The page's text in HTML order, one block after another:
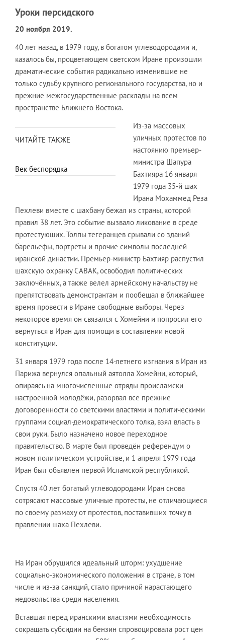
Уроки персидского
20 ноября 2019.
40 лет назад, в 1979 году, в богатом углеводородами и,
казалось бы, процветающем светском Иране произошли
драматические события радикально изменившие не
только судьбу крупного регионального государства, но и
прежние межгосударственные расклады на всем
пространстве Ближнего Востока.
ЧИТАЙТЕ ТАКЖЕ
Век беспорядка
Из-за массовых
уличных протестов по
настоянию премьер-
министра Шапура
Бахтияра 16 января
1979 года 35-й шах
Ирана Мохаммед Реза
Пехлеви вместе с шахбану бежал из страны, которой
правил 38 лет. Это событие вызвало ликование в среде
протестующих. Толпы тегеранцев срывали со зданий
барельефы, портреты и прочие символы последней
иранской династии. Премьер-министр Бахтияр распустил
шахскую охранку САВАК, освободил политических
заключённых, а также велел армейскому начальству не
препятствовать демонстрантам и пообещал в ближайшее
время провести в Иране свободные выборы. Через
некоторое время он связался с Хомейни и попросил его
вернуться в Иран для помощи в составлении новой
конституции.
31 января 1979 года после 14-летнего изгнания в Иран из
Парижа вернулся опальный аятолла Хомейни, который,
опираясь на многочисленные отряды происламски
настроенной молодёжи, разорвал все прежние
договоренности со светскими властями и политическими
группами социал-демократического толка, взял власть в
свои руки. Было назначено новое переходное
правительство. В марте был проведён референдум о
новом политическом устройстве, и 1 апреля 1979 года
Иран был объявлен первой Исламской республикой.
Спустя 40 лет богатый углеводородами Иран снова
сотрясают массовые уличные протесты, не отличающиеся
по своему размаху от протестов, поставивших точку в
правлении шаха Пехлеви.
На Иран обрушился идеальный шторм: ухудшение
социально-экономического положения в стране, в том
числе и из-за санкций, стало причиной нарастающего
недовольства среди населения.
Вставшая перед иранскими властями необходимость
сокращать субсидии на бензин спровоцировала рост цен